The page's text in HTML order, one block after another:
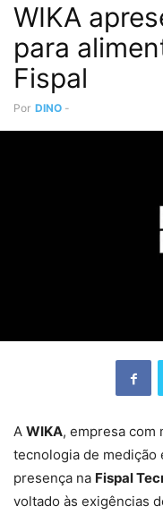
WIKA
para
Fispal
Por DINO -
A WIKA, empresa com
tecnologia de medição
presença na Fispal
voltado às exigências